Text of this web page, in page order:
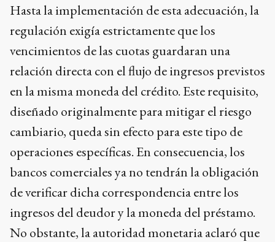
Hasta la implementación de esta adecuación, la
regulación exigía estrictamente que los
vencimientos de las cuotas guardaran una
relación directa con el flujo de ingresos previstos
en la misma moneda del crédito. Este requisito,
diseñado originalmente para mitigar el riesgo
cambiario, queda sin efecto para este tipo de
operaciones específicas. En consecuencia, los
bancos comerciales ya no tendrán la obligación
de verificar dicha correspondencia entre los
ingresos del deudor y la moneda del préstamo.
No obstante, la autoridad monetaria aclaró que